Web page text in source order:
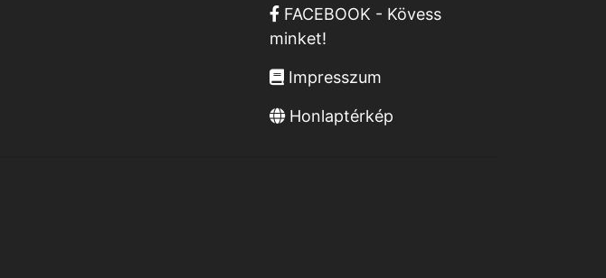
FACEBOOK - Kövess
minket!
Impresszum
Honlaptérkép